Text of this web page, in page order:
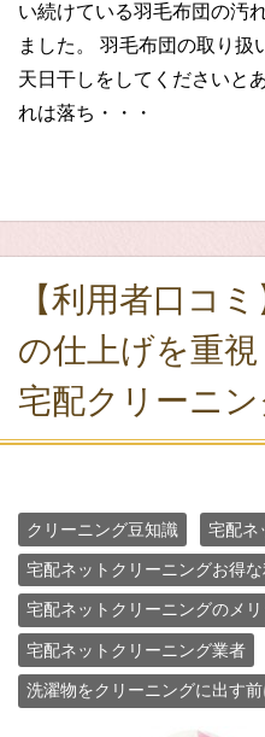
い続けている羽毛布団の汚
ました。 羽毛布団の取り扱
天日干しをしてくださいと
れは落ち・・・
【利用者口コ
の仕上げを重
宅配クリーニ
クリーニング豆知識 宅配ネ
宅配ネットクリーニングお得
宅配ネットクリーニングのメリ
宅配ネットクリーニング業者
洗濯物をクリーニングに出す前